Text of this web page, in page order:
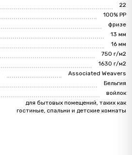
22
100% PP
фризе
13 мм
16 мм
750 г/м2
1630 г/м2
Associated Weavers
Бельгия
войлок
для бытовых помещений, таких как
гостиные, спальни и детские комнаты